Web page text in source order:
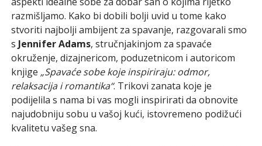
razmišljamo. Kako bi dobili bolji uvid u tome kako
stvoriti najbolji ambijent za spavanje, razgovarali smo
s Jennifer Adams, stručnjakinjom za spavaće
okruženje, dizajnericom, poduzetnicom i autoricom
knjige „Spavaće sobe koje inspiriraju: odmor,
relaksacija i romantika“. Trikovi zanata koje je
podijelila s nama bi vas mogli inspirirati da obnovite
najudobniju sobu u vašoj kući, istovremeno podižući
kvalitetu vašeg sna.